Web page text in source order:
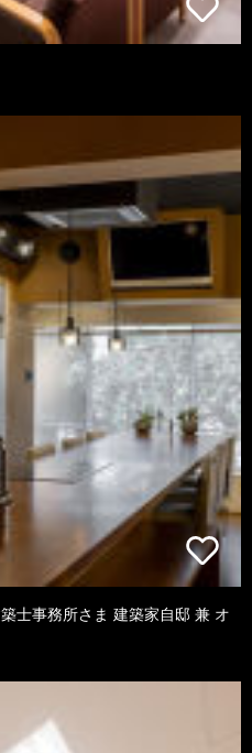
士事務所さま 建築家自邸 兼 オ